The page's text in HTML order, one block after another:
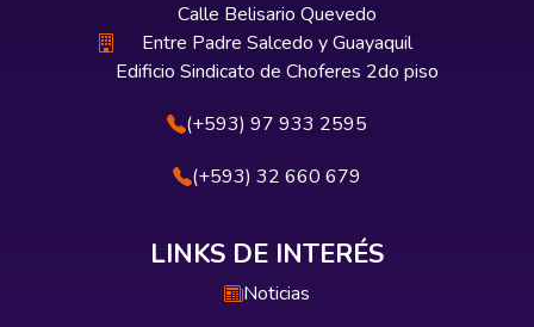
Calle Belisario Quevedo
Entre Padre Salcedo y Guayaquil
Edificio Sindicato de Choferes 2do piso
(+593) 97 933 2595
(+593) 32 660 679
LINKS DE INTERÉS
Noticias